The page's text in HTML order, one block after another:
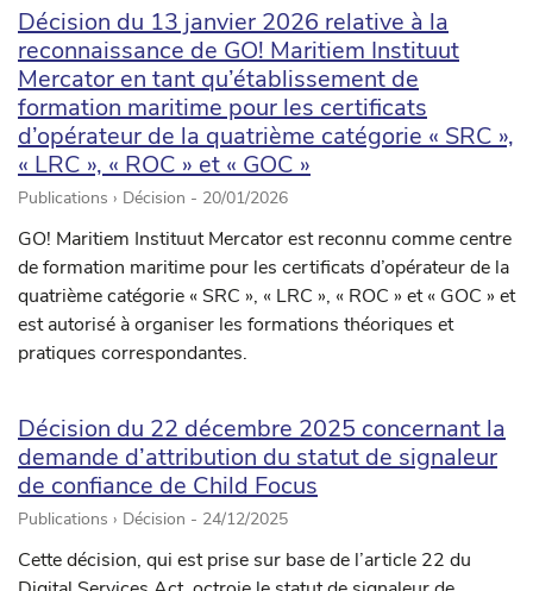
Décision du 13 janvier 2026 relative à la
reconnaissance de GO! Maritiem Instituut
Mercator en tant qu’établissement de
formation maritime pour les certificats
d’opérateur de la quatrième catégorie « SRC »,
« LRC », « ROC » et « GOC »
Publications › Décision - 20/01/2026
GO! Maritiem Instituut Mercator est reconnu comme centre
de formation maritime pour les certificats d’opérateur de la
quatrième catégorie « SRC », « LRC », « ROC » et « GOC » et
est autorisé à organiser les formations théoriques et
pratiques correspondantes.
Décision du 22 décembre 2025 concernant la
demande d’attribution du statut de signaleur
de confiance de Child Focus
Publications › Décision - 24/12/2025
Cette décision, qui est prise sur base de l’article 22 du